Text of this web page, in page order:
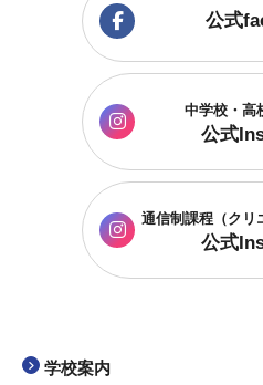
公式
中学校・高
公式
通信制課程 （ク
公式
学校案内